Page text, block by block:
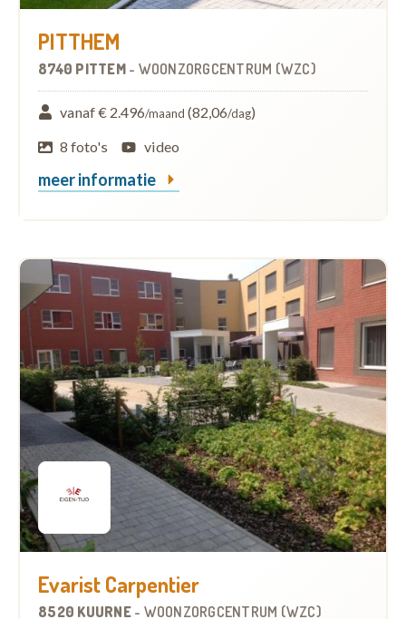
PITTHEM
8740 PITTEM - WOONZORGCENTRUM (WZC)
vanaf € 2.496/maand (82,06/dag)
8 foto's
video
meer informatie
Evarist Carpentier
8520 KUURNE - WOONZORGCENTRUM (WZC)